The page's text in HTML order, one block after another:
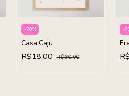
-70%
Casa Caju
R$18,00 R$60,00
-